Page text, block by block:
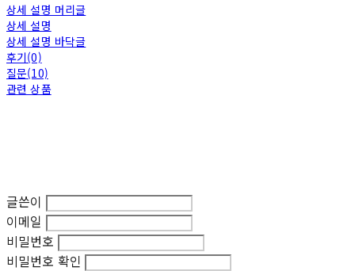
상세 설명 머리글
상세 설명
상세 설명 바닥글
후기(0)
질문(10)
관련 상품
글쓴이
이메일
비밀번호
비밀번호 확인